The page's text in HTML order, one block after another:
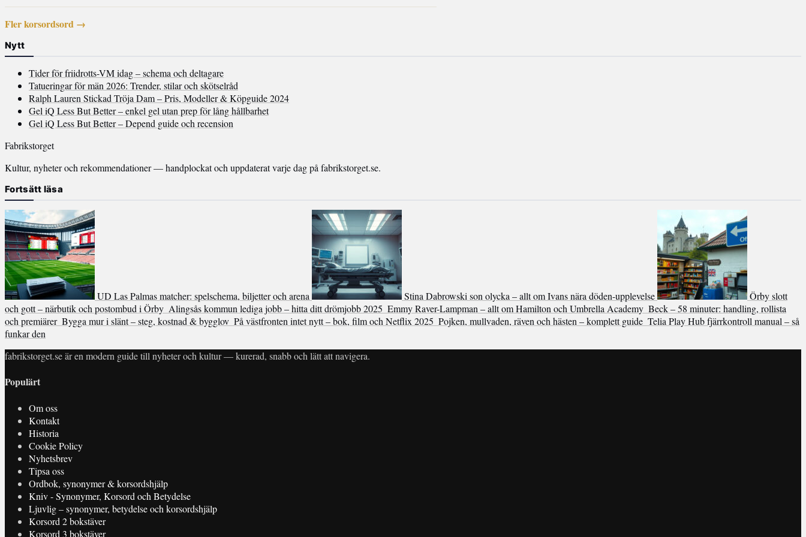
Fler korsordsord →
Nytt
Tider för friidrotts-VM idag – schema och deltagare
Tatueringar för män 2026: Trender, stilar och skötselråd
Ralph Lauren Stickad Tröja Dam – Pris, Modeller & Köpguide 2024
Gel iQ Less But Better – enkel gel utan prep för lång hållbarhet
Gel iQ Less But Better – Depend guide och recension
Fabrikstorget
Kultur, nyheter och rekommendationer — handplockat och uppdaterat varje dag på fabrikstorget.se.
Fortsätt läsa
UD Las Palmas matcher: spelschema, biljetter och arena Stina Dabrowski son olycka – allt om Ivans nära döden-upplevelse
Örby slott
och gott – närbutik och postombud i Örby Alingsås kommun lediga jobb – hitta ditt drömjobb 2025 Emmy Raver-Lampman – allt om Hamilton och Umbrella Academy Beck – 58 minuter: handling, rollista
och premiärer Bygga mur i slänt – steg, kostnad & bygglov På västfronten intet nytt – bok, film och Netflix 2025 Pojken, mullvaden, räven och hästen – komplett guide Telia Play Hub fjärrkontroll manual – så
funkar den
fabrikstorget.se är en modern guide till nyheter och kultur — kurerad, snabb och lätt att navigera.
Populärt
Om oss
Kontakt
Historia
Cookie Policy
Nyhetsbrev
Tipsa oss
Ordbok, synonymer & korsordshjälp
Kniv - Synonymer, Korsord och Betydelse
Ljuvlig – synonymer, betydelse och korsordshjälp
Korsord 2 bokstäver
Korsord 3 bokstäver